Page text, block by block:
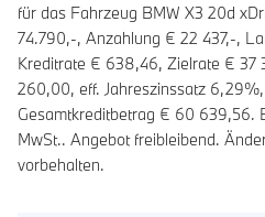
für das Fahrzeug BMW X3 20d
74.790,-, Anzahlung € 22 437,-,
Kreditrate € 638,46, Zielrate € 37
260,00, eff. Jahreszinssatz 6,29
Gesamtkreditbetrag € 60 639,56.
MwSt.. Angebot freibleibend.
vorbehalten.